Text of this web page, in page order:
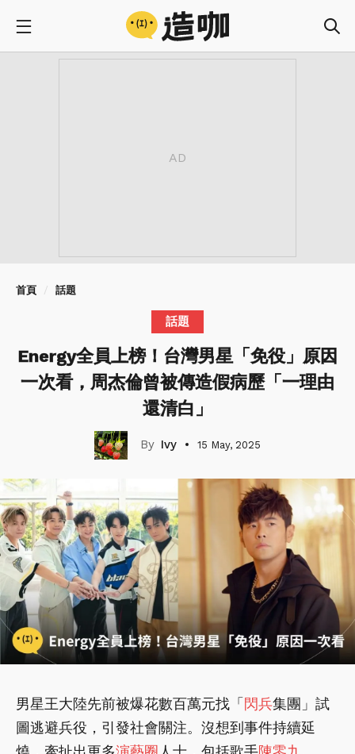
首頁 話題
話題
Energy全員上榜！台灣男星「免役」原因
一次看，周杰倫曾被傳造假病歷「一理由
還清白」
Ivy 15 May, 2025
男星王大陸先前被爆花數百萬元找「 閃兵集團」試
圖逃避兵役，引發社會關注。沒想到事件持續延